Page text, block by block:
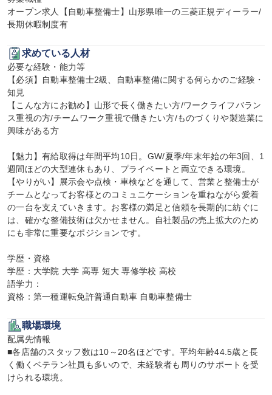
オープン求人【自動車整備士】山形県唯一の三菱正規ディーラー/
長期休暇制度有
求めている人材
必要な経験・能力等
【必須】自動車整備士2級、自動車整備に関する何らかのご経験・
知見
【こんな方にお勧め】山形で長く働きたい方/ワークライフバラン
ス重視の方/チームワーク重視で働きたい方/ものづくりや製造業に
興味がある方
【魅力】有給取得は年間平均10日。GW/夏季/年末年始の年3回、1
週間ほどの大型連休もあり、プライベートと両立できる環境。
【やりがい】展示会や点検・車検などを通して、営業と整備士が
チームとなってお客様とのコミュニケーションを重ねながら愛着
の一台を支えていきます。お客様の満足と信頼を長期的に紡ぐに
は、確かな整備技術は欠かせません。自社製品の売上拡大のため
にも非常に重要なポジションです。
学歴・資格
学歴：大学院 大学 高専 短大 専修学校 高校
語学力：
資格：第一種運転免許普通自動車 自動車整備士
職場環境
配属先情報
■各店舗のスタッフ数は10～20名ほどです。平均年齢44.5歳と長
く働くベテラン社員も多いので、未経験者も周りのサポートを受
けられる環境。